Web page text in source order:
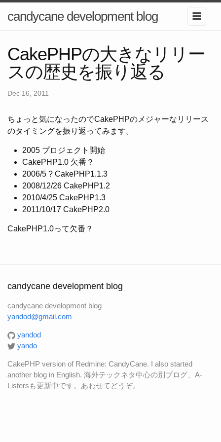
candycane development blog
CakePHPの大きなリリー
スの歴史を振り返る
Dec 16, 2011
ちょっと気になったのでCakePHPのメジャーなリリース
のタイミングを振り返ってみます。
2005 プロジェクト開始
CakePHP1.0 欠番？
2006/5 ? CakePHP1.1.3
2008/12/26 CakePHP1.2
2010/4/25 CakePHP1.3
2011/10/17 CakePHP2.0
CakePHP1.0って欠番？
candycane development blog
candycane development blog
yandod@gmail.com
yandod
yando
CakePHP version of Redmine: CandyCane. I also started
another blog in English. 海外テックネタ中心の別ブログ、A-
Listersも更新中です。あわせてどうぞ。